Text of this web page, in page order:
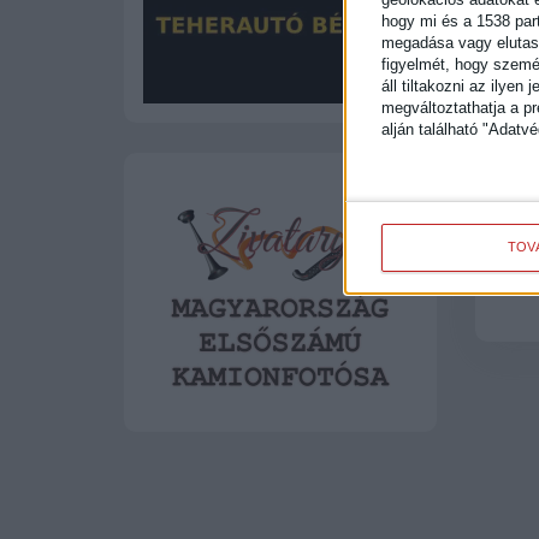
hogy mi és a 1538
megadása vagy
figyelmét, hogy
áll tiltakozni az ilyen
megváltoztathatja a
alján található